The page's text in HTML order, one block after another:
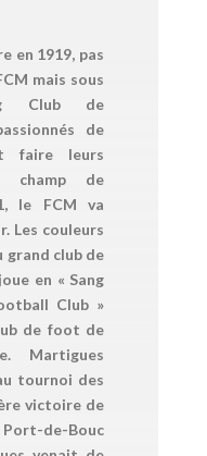
en 1919, pas
mais sous
Club de
de
faire leurs
champ de
le FCM va
Les couleurs
grand club de
en « Sang
Club »
de foot de
Martigues
tournoi des
victoire de
de-Bouc